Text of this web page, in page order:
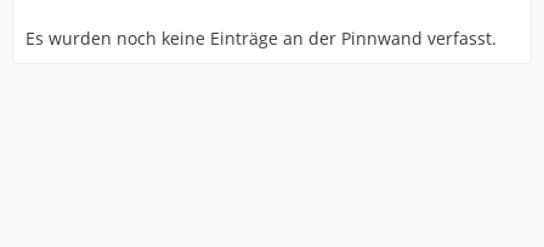
Es wurden noch keine Einträge an der Pinnwand verfasst.